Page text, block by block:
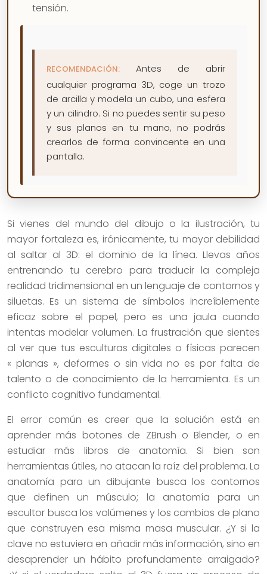
tensión.
RECOMENDACIÓN: Antes de abrir
cualquier programa 3D, coge un trozo
de arcilla y modela un cubo, una esfera
y un cilindro. Si no puedes sentir su peso
y sus planos en tu mano, no podrás
crearlos de forma convincente en una
pantalla.
Si vienes del mundo del dibujo o la ilustración, tu
mayor fortaleza es, irónicamente, tu mayor debilidad
al saltar al 3D: el dominio de la línea. Llevas años
entrenando tu cerebro para traducir la compleja
realidad tridimensional en un lenguaje de contornos y
siluetas. Es un sistema de símbolos increíblemente
eficaz sobre el papel, pero es una jaula cuando
intentas modelar volumen. La frustración que sientes
al ver que tus esculturas digitales o físicas parecen
« planas », deformes o sin vida no es por falta de
talento o de conocimiento de la herramienta. Es un
conflicto cognitivo fundamental.
El error común es creer que la solución está en
aprender más botones de ZBrush o Blender, o en
estudiar más libros de anatomía. Si bien son
herramientas útiles, no atacan la raíz del problema. La
anatomía para un dibujante busca los contornos
que definen un músculo; la anatomía para un
escultor busca los volúmenes y los cambios de plano
que construyen esa misma masa muscular. ¿Y si la
clave no estuviera en añadir más información, sino en
desaprender un hábito profundamente arraigado?